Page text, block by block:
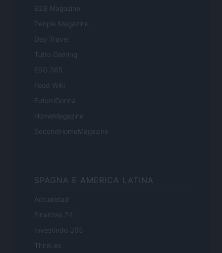
B2B Magazine
People Magazine
Day Travel
Tutto Gaming
ESG 365
Food Wiki
FuturoDonna
HomeMagazine
SecondHomeMagazine
SPAGNA E AMERICA LATINA
Actualidad
Finanzas 24
Investindo 365
Think.es